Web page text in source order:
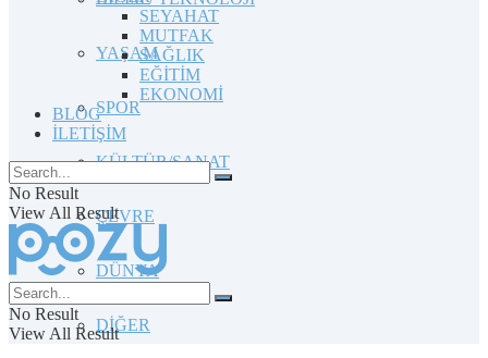
YAŞAM
SPOR
KÜLTÜR/SANAT
ÇEVRE
DÜNYA
DİĞER
SEYAHAT
MUTFAK
SAĞLIK
EĞİTİM
EKONOMİ
BLOG
İLETİŞİM
No Result
View All Result
No Result
View All Result